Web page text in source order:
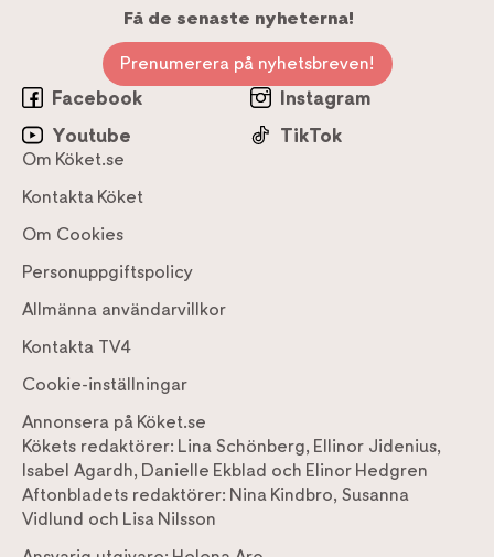
Få de senaste nyheterna!
Prenumerera på nyhetsbreven!
Facebook
Instagram
Youtube
TikTok
Om Köket.se
Kontakta Köket
Om Cookies
Personuppgiftspolicy
Allmänna användarvillkor
Kontakta TV4
Cookie-inställningar
Annonsera på Köket.se
Kökets redaktörer: Lina Schönberg, Ellinor Jidenius,
Isabel Agardh, Danielle Ekblad och Elinor Hedgren
Aftonbladets redaktörer: Nina Kindbro, Susanna
Vidlund och Lisa Nilsson